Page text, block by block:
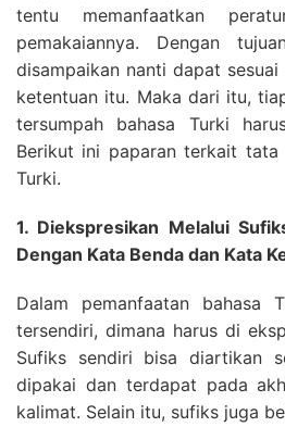
tentu memanfaatkan
pemakaiannya. Dengan
disampaikan nanti dapat
ketentuan itu. Maka dari itu,
tersumpah bahasa Turki
Berikut ini paparan terkait
Turki.
1. Diekspresikan Melalui
Dengan Kata Benda dan Kata
Dalam pemanfaatan bahasa
tersendiri, dimana harus di
Sufiks sendiri bisa diartikan
dipakai dan terdapat pada
kalimat. Selain itu, sufiks juga